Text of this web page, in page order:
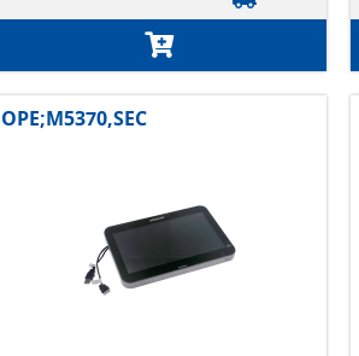
OPE;M5370,SEC